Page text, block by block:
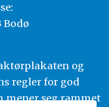
Bodø
og
regler for god
mener seg rammet